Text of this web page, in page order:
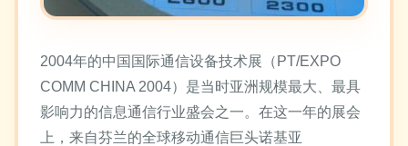
2004年的中国国际通信设备技术展（PT/EXPO
COMM CHINA 2004）是当时亚洲规模最大、最具
影响力的信息通信行业盛会之一。在这一年的展会
上，来自芬兰的全球移动通信巨头诺基亚